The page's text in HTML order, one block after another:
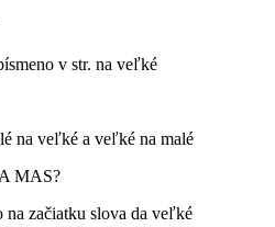
v str. na veľké
na veľké a veľké na malé
MAS?
na začiatku slova da veľké